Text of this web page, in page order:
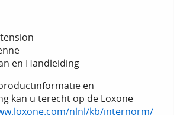
en Handleiding
en
kan u terecht op de Loxone
nlnl/kb/internorm/